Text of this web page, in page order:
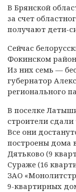
В Брянской
за счет
получают дети-
Сейчас
Фокинском
Из них семь —
губернатор
регионального
В поселке
строители
Все они
построены дома
Дятьково (9
Сураже (16
ЗАО
9-квартирных